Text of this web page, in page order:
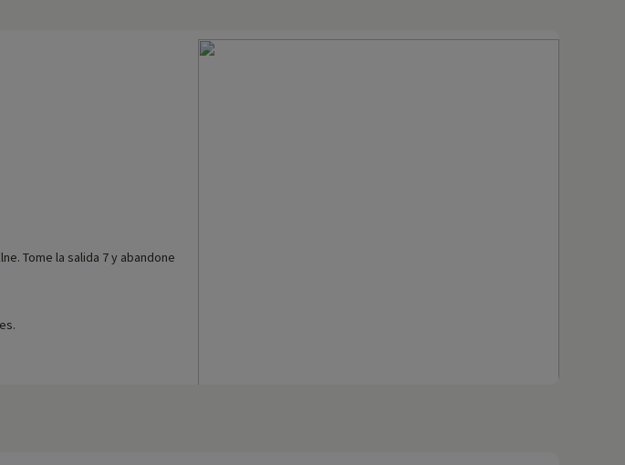
Tome la salida 7 y abandone